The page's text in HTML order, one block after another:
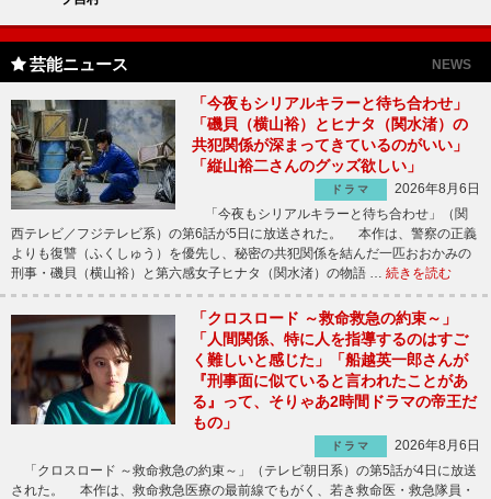
芸能ニュース NEWS
「今夜もシリアルキラーと待ち合わせ」
「磯貝（横山裕）とヒナタ（関水渚）の
共犯関係が深まってきているのがいい」
「縦山裕二さんのグッズ欲しい」
ドラマ
2026年8月6日
「今夜もシリアルキラーと待ち合わせ」（関
西テレビ／フジテレビ系）の第6話が5日に放送された。 本作は、警察の正義
よりも復讐（ふくしゅう）を優先し、秘密の共犯関係を結んだ一匹おおかみの
刑事・磯貝（横山裕）と第六感女子ヒナタ（関水渚）の物語 … 続きを読む
「クロスロード ～救命救急の約束～」
「人間関係、特に人を指導するのはすご
く難しいと感じた」「船越英一郎さんが
『刑事面に似ていると言われたことがあ
る』って、そりゃあ2時間ドラマの帝王だ
もの」
ドラマ
2026年8月6日
「クロスロード ～救命救急の約束～」（テレビ朝日系）の第5話が4日に放送
された。 本作は、救命救急医療の最前線でもがく、若き救命医・救急隊員・